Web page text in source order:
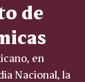
de
en
Nacional, la